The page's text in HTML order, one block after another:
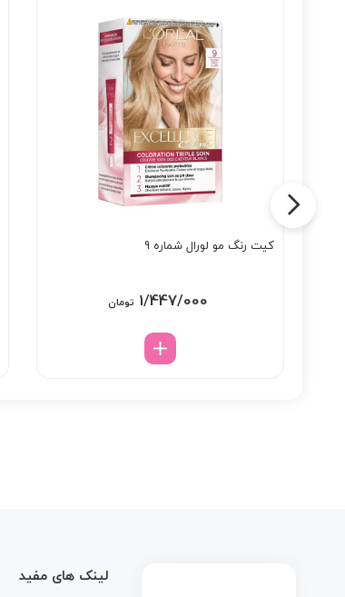
کیت رنگ مو لورال شماره 9
1/447/000 تومان
لینک های مفید